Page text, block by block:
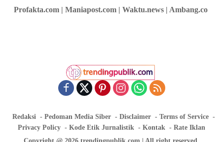
Profakta.com | Maniapost.com | Waktu.news | Ambang.co
Redaksi Pedoman Media Siber Disclaimer
Terms of Service
Privacy Policy
Kode Etik Jurnalistik Kontak
Rate Iklan